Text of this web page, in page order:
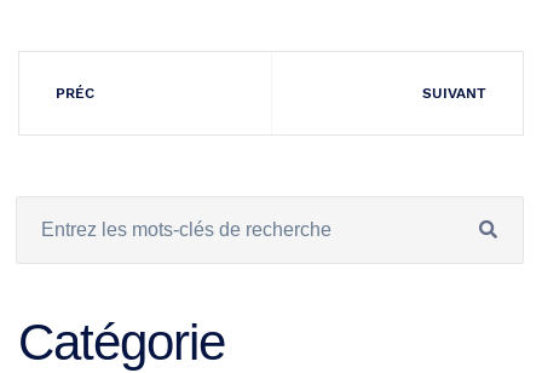
PRÉC SUIVANT
Catégorie